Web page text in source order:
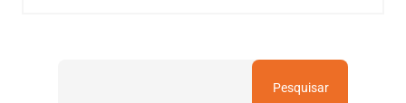
Pesquisar